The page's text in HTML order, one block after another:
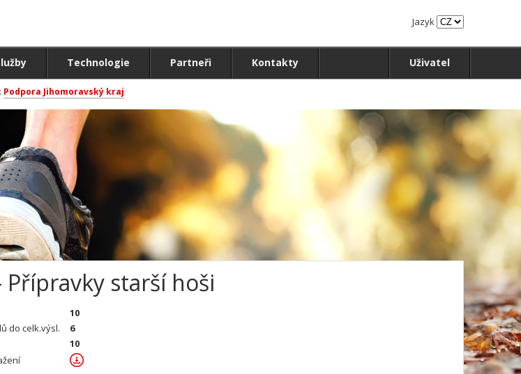
Jazyk
Technologie Partneři Kontakty Uživatel
Podpora Jihomoravský kraj
Přípravky starší hoši
10
do celk.výsl.
6
10